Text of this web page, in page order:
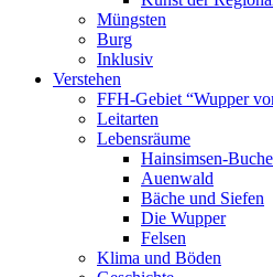
Müngsten
Burg
Inklusiv
Verstehen
FFH-Gebiet “Wupper
Leitarten
Lebensräume
Hainsimsen-
Auenwald
Bäche und Siefen
Die Wupper
Felsen
Klima und Böden